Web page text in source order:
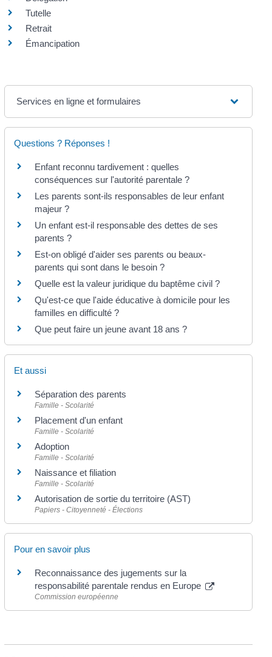
Tutelle
Retrait
Émancipation
Services en ligne et formulaires
Questions ? Réponses !
Enfant reconnu tardivement : quelles
conséquences sur l'autorité parentale ?
Les parents sont-ils responsables de leur enfant
majeur ?
Un enfant est-il responsable des dettes de ses
parents ?
Est-on obligé d'aider ses parents ou beaux-
parents qui sont dans le besoin ?
Quelle est la valeur juridique du baptême civil ?
Qu'est-ce que l'aide éducative à domicile pour les
familles en difficulté ?
Que peut faire un jeune avant 18 ans ?
Et aussi
Séparation des parents
Famille - Scolarité
Placement d'un enfant
Famille - Scolarité
Adoption
Famille - Scolarité
Naissance et filiation
Famille - Scolarité
Autorisation de sortie du territoire (AST)
Papiers - Citoyenneté - Élections
Pour en savoir plus
Reconnaissance des jugements sur la
responsabilité parentale rendus en Europe
Commission européenne